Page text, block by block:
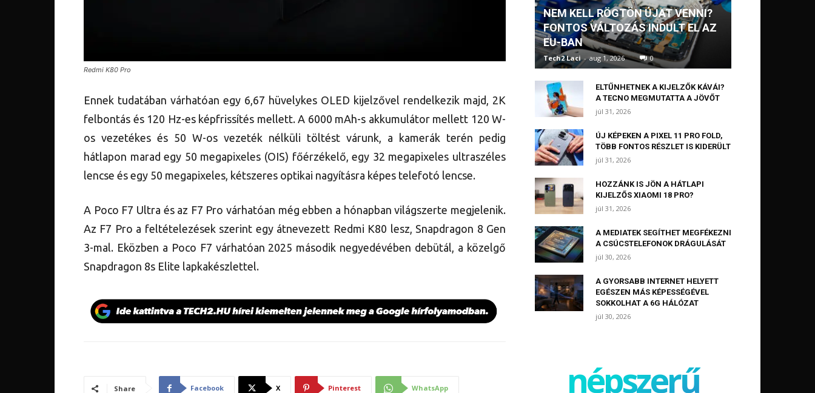
Redmi K80 Pro
Ennek tudatában várhatóan egy 6,67 hüvelykes OLED kijelzővel rendelkezik majd, 2K
felbontás és 120 Hz-es képfrissítés mellett. A 6000 mAh-s akkumulátor mellett 120 W-
os vezetékes és 50 W-os vezeték nélküli töltést várunk, a kamerák terén pedig
hátlapon marad egy 50 megapixeles (OIS) főérzékelő, egy 32 megapixeles ultraszéles
lencse és egy 50 megapixeles, kétszeres optikai nagyításra képes telefotó lencse.
A Poco F7 Ultra és az F7 Pro várhatóan még ebben a hónapban világszerte megjelenik.
Az F7 Pro a feltételezések szerint egy átnevezett Redmi K80 lesz, Snapdragon 8 Gen
3-mal. Eközben a Poco F7 várhatóan 2025 második negyedévében debütál, a közelgő
Snapdragon 8s Elite lapkakészlettel.
Share Facebook X Pinterest WhatsApp
NEM KELL RÖGTÖN ÚJAT VENNI?
FONTOS VÁLTOZÁS INDULT EL AZ
EU-BAN
Tech2 Laci - aug 1, 2026 0
ELTŰNHETNEK A KIJELZŐK KÁVÁI?
A TECNO MEGMUTATTA A JÖVŐT
júl 31, 2026
ÚJ KÉPEKEN A PIXEL 11 PRO FOLD,
TÖBB FONTOS RÉSZLET IS KIDERÜLT
júl 31, 2026
HOZZÁNK IS JÖN A HÁTLAPI
KIJELZŐS XIAOMI 18 PRO?
júl 31, 2026
A MEDIATEK SEGÍTHET MEGFÉKEZNI
A CSÚCSTELEFONOK DRÁGULÁSÁT
júl 30, 2026
A GYORSABB INTERNET HELYETT
EGÉSZEN MÁS KÉPESSÉGÉVEL
SOKKOLHAT A 6G HÁLÓZAT
júl 30, 2026
népszerű